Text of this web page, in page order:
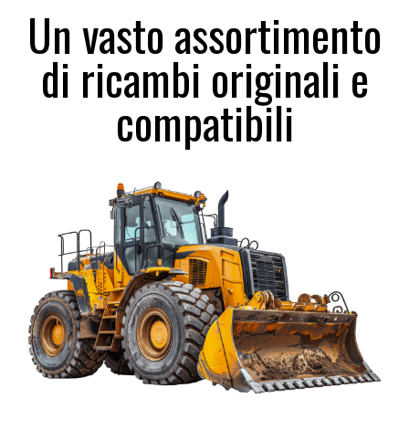
Un vasto assortimento
di ricambi originali e
compatibili